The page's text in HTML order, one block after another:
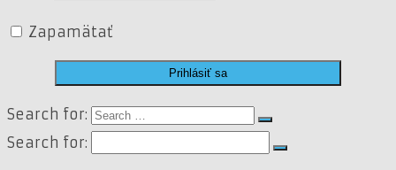
Zapamätať
Search for:
Search for: